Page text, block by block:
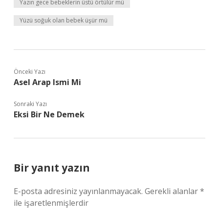
Yazın gece bebeklerin üstü örtülür mü
Yüzü soğuk olan bebek üşür mü
Önceki Yazı
Asel Arap Ismi Mi
Sonraki Yazı
Eksi Bir Ne Demek
Bir yanıt yazın
E-posta adresiniz yayınlanmayacak. Gerekli alanlar*
ile işaretlenmişlerdir